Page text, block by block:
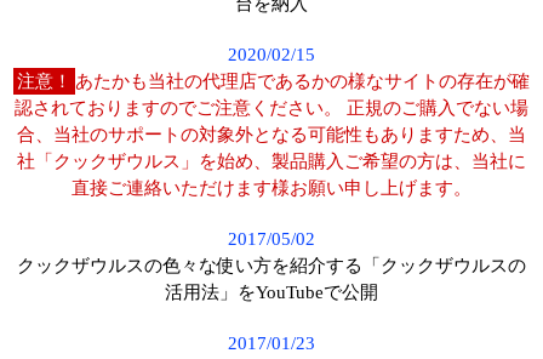
2020/02/15
注意！
あたかも当社の代理店であるかの様なサイトの存在が確
認されておりますのでご注意ください。 正規のご購入でない場
合、当社のサポートの対象外となる可能性もありますため、当
社「クックザウルス」を始め、製品購入ご希望の方は、当社に
直接ご連絡いただけます様お願い申し上げます。
2017/05/02
クックザウルスの色々な使い方を紹介する「クックザウルスの
活用法」をYouTubeで公開
2017/01/23